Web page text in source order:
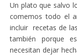
Un plato que salvo
comemos todo el
incluir recetas de
también porque
necesitan dejar